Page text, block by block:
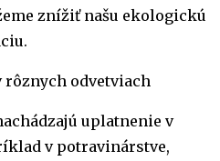
znížiť našu ekologickú
rôznych odvetviach
uplatnenie v
v potravinárstve,